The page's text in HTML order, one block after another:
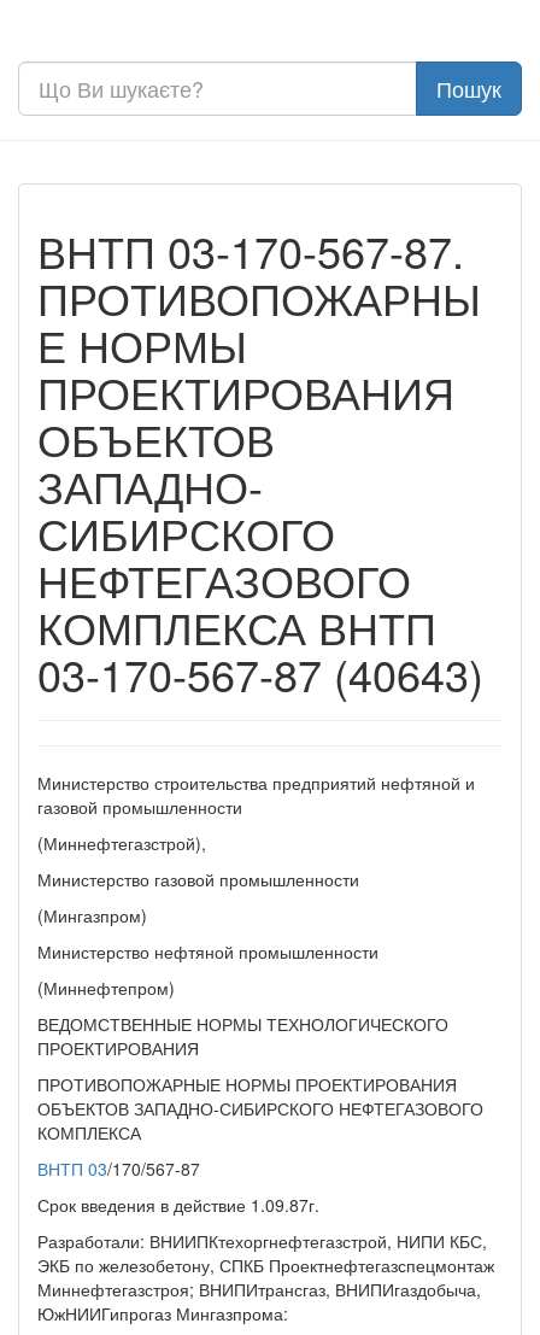
ВНТП 03-170-567-87.
ПРОТИВОПОЖАРНЫ
Е НОРМЫ
ПРОЕКТИРОВАНИЯ
ОБЪЕКТОВ
ЗАПАДНО-
СИБИРСКОГО
НЕФТЕГАЗОВОГО
КОМПЛЕКСА ВНТП
03-170-567-87 (40643)
Министерство строительства предприятий нефтяной и
газовой промышленности
(Миннефтегазстрой),
Министерство газовой промышленности
(Мингазпром)
Министерство нефтяной промышленности
(Миннефтепром)
ВЕДОМСТВЕННЫЕ НОРМЫ ТЕХНОЛОГИЧЕСКОГО
ПРОЕКТИРОВАНИЯ
ПРОТИВОПОЖАРНЫЕ НОРМЫ ПРОЕКТИРОВАНИЯ
ОБЪЕКТОВ ЗАПАДНО-СИБИРСКОГО НЕФТЕГАЗОВОГО
КОМПЛЕКСА
ВНТП 03/170/567-87
Срок введения в действие 1.09.87г.
Разработали: ВНИИПКтехоргнефтегазстрой, НИПИ КБС,
ЭКБ по железобетону, СПКБ Проектнефтегазспецмонтаж
Миннефтегазстроя; ВНИПИтрансгаз, ВНИПИгаздобыча,
ЮжНИИГипрогаз Мингазпрома: